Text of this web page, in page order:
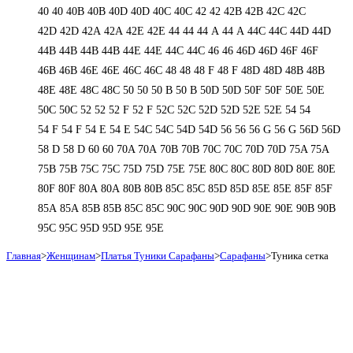
40 40 40B 40B 40D 40D 40С 40С 42 42 42B 42B 42C 42C
42D 42D 42А 42А 42Е 42Е 44 44 44 А 44 А 44C 44C 44D 44D
44В 44В 44В 44В 44Е 44Е 44С 44С 46 46 46D 46D 46F 46F
46В 46В 46Е 46Е 46С 46С 48 48 48 F 48 F 48D 48D 48В 48В
48Е 48Е 48С 48С 50 50 50 B 50 B 50D 50D 50F 50F 50Е 50Е
50С 50С 52 52 52 F 52 F 52C 52C 52D 52D 52E 52E 54 54
54 F 54 F 54 Е 54 Е 54C 54C 54D 54D 56 56 56 G 56 G 56D 56D
58 D 58 D 60 60 70A 70A 70B 70B 70C 70C 70D 70D 75A 75A
75B 75B 75C 75C 75D 75D 75E 75E 80C 80C 80D 80D 80E 80E
80F 80F 80А 80А 80В 80В 85C 85C 85D 85D 85E 85E 85F 85F
85А 85А 85В 85В 85С 85С 90C 90C 90D 90D 90E 90E 90В 90В
95C 95C 95D 95D 95E 95E
Главная>Женщинам>Платья Туники Сарафаны>Сарафаны>Туника сетка